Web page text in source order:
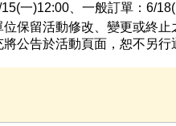
一)12:00、一般訂單：6/18(
位保留活動修改、變更或終止
將公告於活動頁面，恕不另行